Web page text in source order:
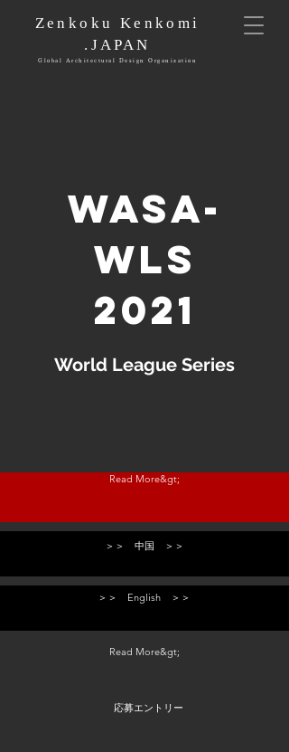
Global Architectural Design Organization
Zenkoku Kenkomi
.JAPAN
WASA-
WLS
​2021
World League Series
Read More&gt;
＞＞ 中国 ＞＞
＞＞ English ＞＞
Read More&gt;
応募エントリー